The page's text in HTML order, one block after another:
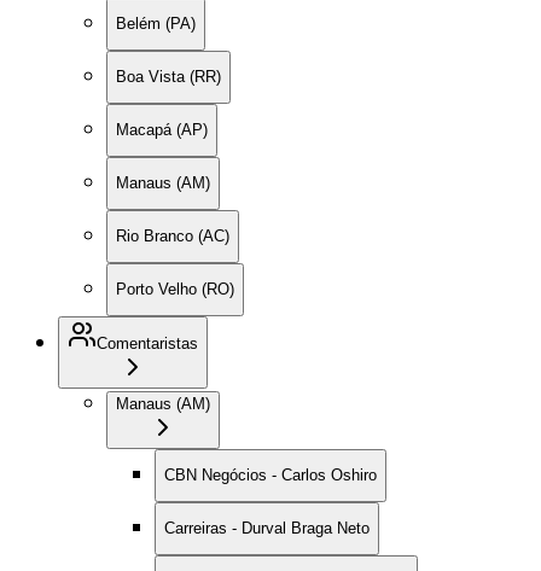
Belém (PA)
Boa Vista (RR)
Macapá (AP)
Manaus (AM)
Rio Branco (AC)
Porto Velho (RO)
Comentaristas
Manaus (AM)
CBN Negócios - Carlos Oshiro
Carreiras - Durval Braga Neto